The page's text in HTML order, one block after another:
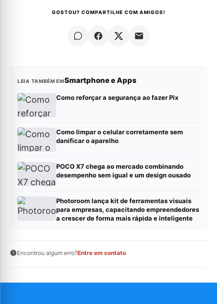
GOSTOU? COMPARTILHE COM AMIGOS!
LEIA TAMBÉM EMSmartphone e Apps
Como reforçar a segurança ao fazer Pix
Como limpar o celular corretamente sem
danificar o aparelho
POCO X7 chega ao mercado combinando
desempenho sem igual e um design ousado
Photoroom lança kit de ferramentas visuais
para empresas, capacitando empreendedores
a crescer de forma mais rápida e inteligente
Encontrou algum erro?Entre em contato